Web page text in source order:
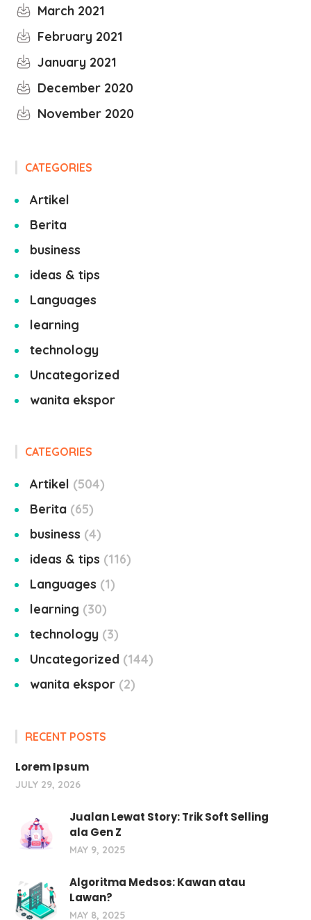
March 2021
February 2021
January 2021
December 2020
November 2020
CATEGORIES
Artikel
Berita
business
ideas & tips
Languages
learning
technology
Uncategorized
wanita ekspor
CATEGORIES
Artikel
504
Berita 65
business 4
ideas & tips
116
Languages
1
learning
30
technology 3
Uncategorized 144
wanita ekspor 2
RECENT POSTS
Lorem Ipsum
JULY 29, 2026
Jualan Lewat Story: Trik Soft Selling
ala Gen Z
MAY 9, 2025
Algoritma Medsos: Kawan atau
Lawan?
MAY 8, 2025